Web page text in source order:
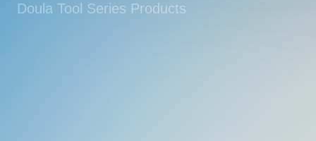
Doula Tool Series Products